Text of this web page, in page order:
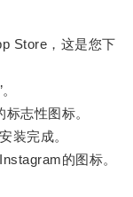
Store，这是您下
志性图标。
完成。
的图标。